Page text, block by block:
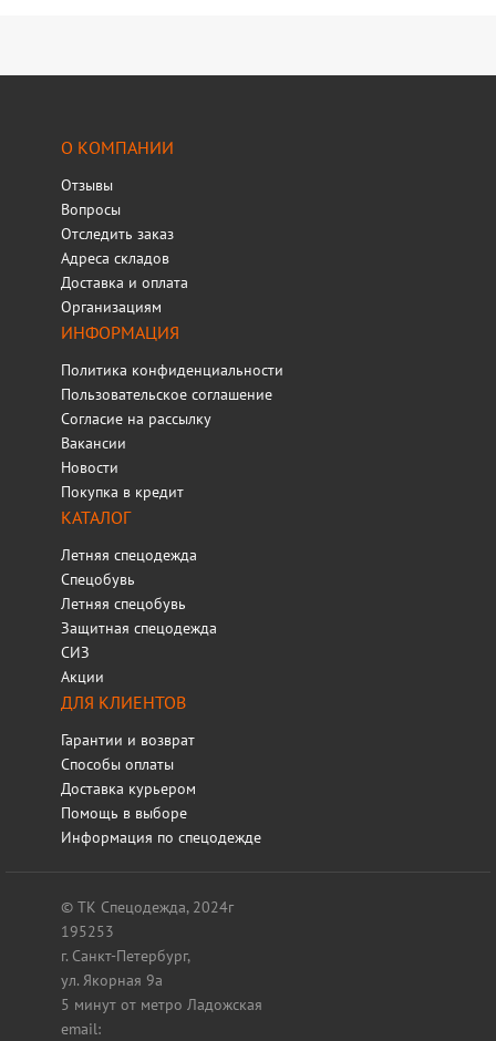
О КОМПАНИИ
Отзывы
Вопросы
Отследить заказ
Адреса складов
Доставка и оплата
Организациям
ИНФОРМАЦИЯ
Политика конфиденциальности
Пользовательское соглашение
Согласие на рассылку
Вакансии
Новости
Покупка в кредит
КАТАЛОГ
Летняя спецодежда
Спецобувь
Летняя спецобувь
Защитная спецодежда
СИЗ
Акции
ДЛЯ КЛИЕНТОВ
Гарантии и возврат
Способы оплаты
Доставка курьером
Помощь в выборе
Информация по спецодежде
© ТК Спецодежда, 2024г
195253
г. Санкт-Петербург,
ул. Якорная 9а
5 минут от метро Ладожская
email: